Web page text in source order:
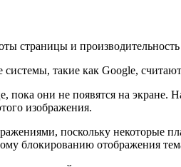
страницы и
такие как Google,
пока они не появятся на
изображения.
поскольку некоторые
блокированию отображения